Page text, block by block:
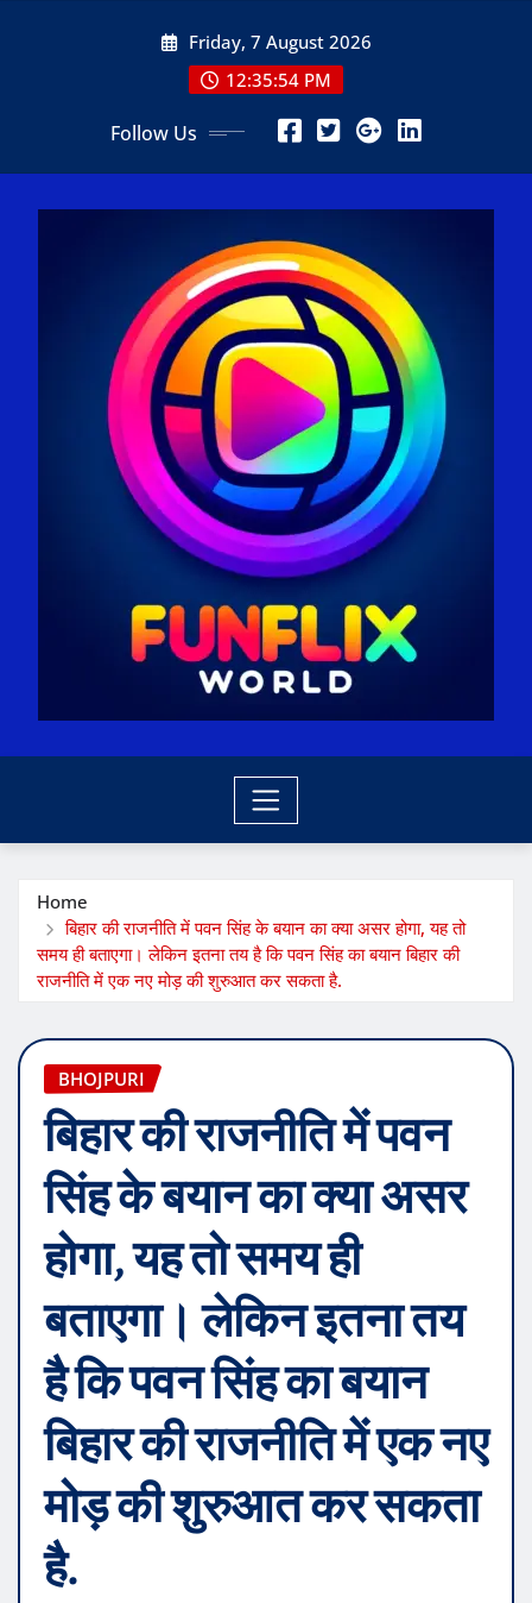
Friday, 7 August 2026
12:35:56 PM
Follow Us
Home
बिहार की राजनीति में पवन सिंह के बयान का क्या असर होगा, यह तो
समय ही बताएगा। लेकिन इतना तय है कि पवन सिंह का बयान बिहार की
राजनीति में एक नए मोड़ की शुरुआत कर सकता है.
BHOJPURI
बिहार की राजनीति में पवन
सिंह के बयान का क्या असर
होगा, यह तो समय ही
बताएगा। लेकिन इतना तय
है कि पवन सिंह का बयान
बिहार की राजनीति में एक नए
मोड़ की शुरुआत कर सकता
है.